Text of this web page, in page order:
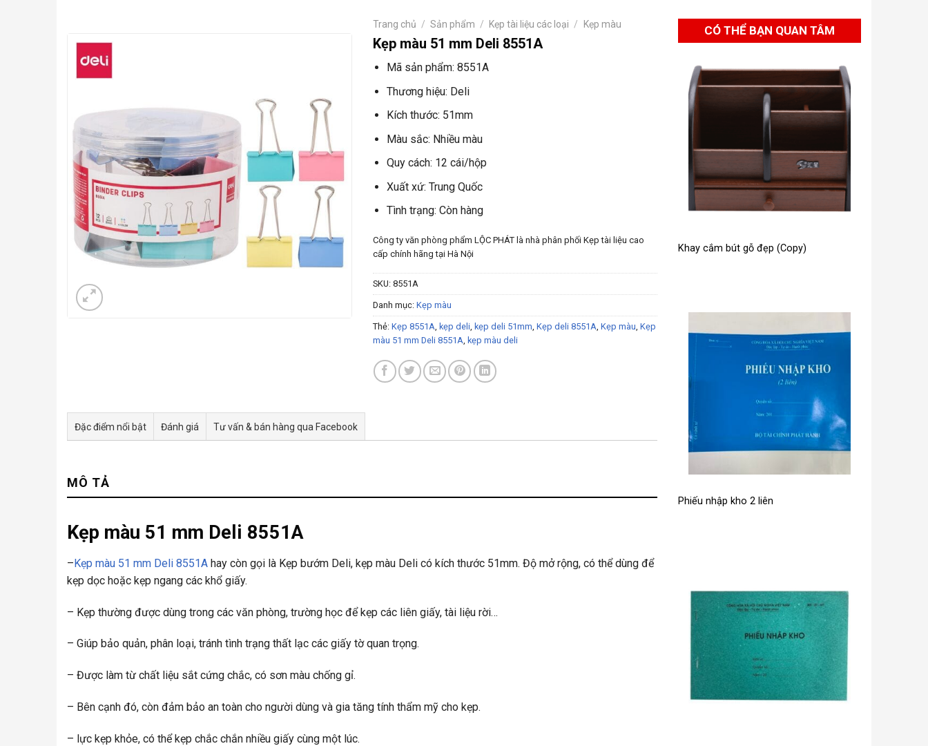
Trang chủ / Sản phẩm / Kẹp tài liệu các loại / Kẹp màu
Kẹp màu 51 mm Deli 8551A
Mã sản phẩm: 8551A
Thương hiệu: Deli
Kích thước: 51mm
Màu sắc: Nhiều màu
Quy cách: 12 cái/hộp
Xuất xứ: Trung Quốc
Tình trạng: Còn hàng
Công ty văn phòng phẩm LỘC PHÁT là nhà phân phối Kẹp tài liệu cao
cấp chính hãng tại Hà Nội
SKU: 8551A
Danh mục: Kẹp màu
Thẻ: Kẹp 8551A, kẹp deli, kẹp deli 51mm, Kẹp deli 8551A, Kẹp màu, Kẹp
màu 51 mm Deli 8551A, kẹp màu deli
Đặc điểm nổi bật Đánh giá Tư vấn & bán hàng qua Facebook
MÔ TẢ
Kẹp màu 51 mm Deli 8551A
–Kẹp màu 51 mm Deli 8551A hay còn gọi là Kẹp bướm Deli, kẹp màu Deli có kích thước 51mm. Độ mở rộng, có thể dùng để
kẹp dọc hoặc kẹp ngang các khổ giấy.
– Kẹp thường được dùng trong các văn phòng, trường học để kẹp các liên giấy, tài liệu rời…
– Giúp bảo quản, phân loại, tránh tình trạng thất lạc các giấy tờ quan trọng.
– Được làm từ chất liệu sắt cứng chắc, có sơn màu chống gỉ.
– Bên cạnh đó, còn đảm bảo an toàn cho người dùng và gia tăng tính thẩm mỹ cho kẹp.
– lực kẹp khỏe, có thể kẹp chắc chắn nhiều giấy cùng một lúc.
CÓ THỂ BẠN QUAN TÂM
Khay cắm bút gỗ đẹp (Copy)
Phiếu nhập kho 2 liên